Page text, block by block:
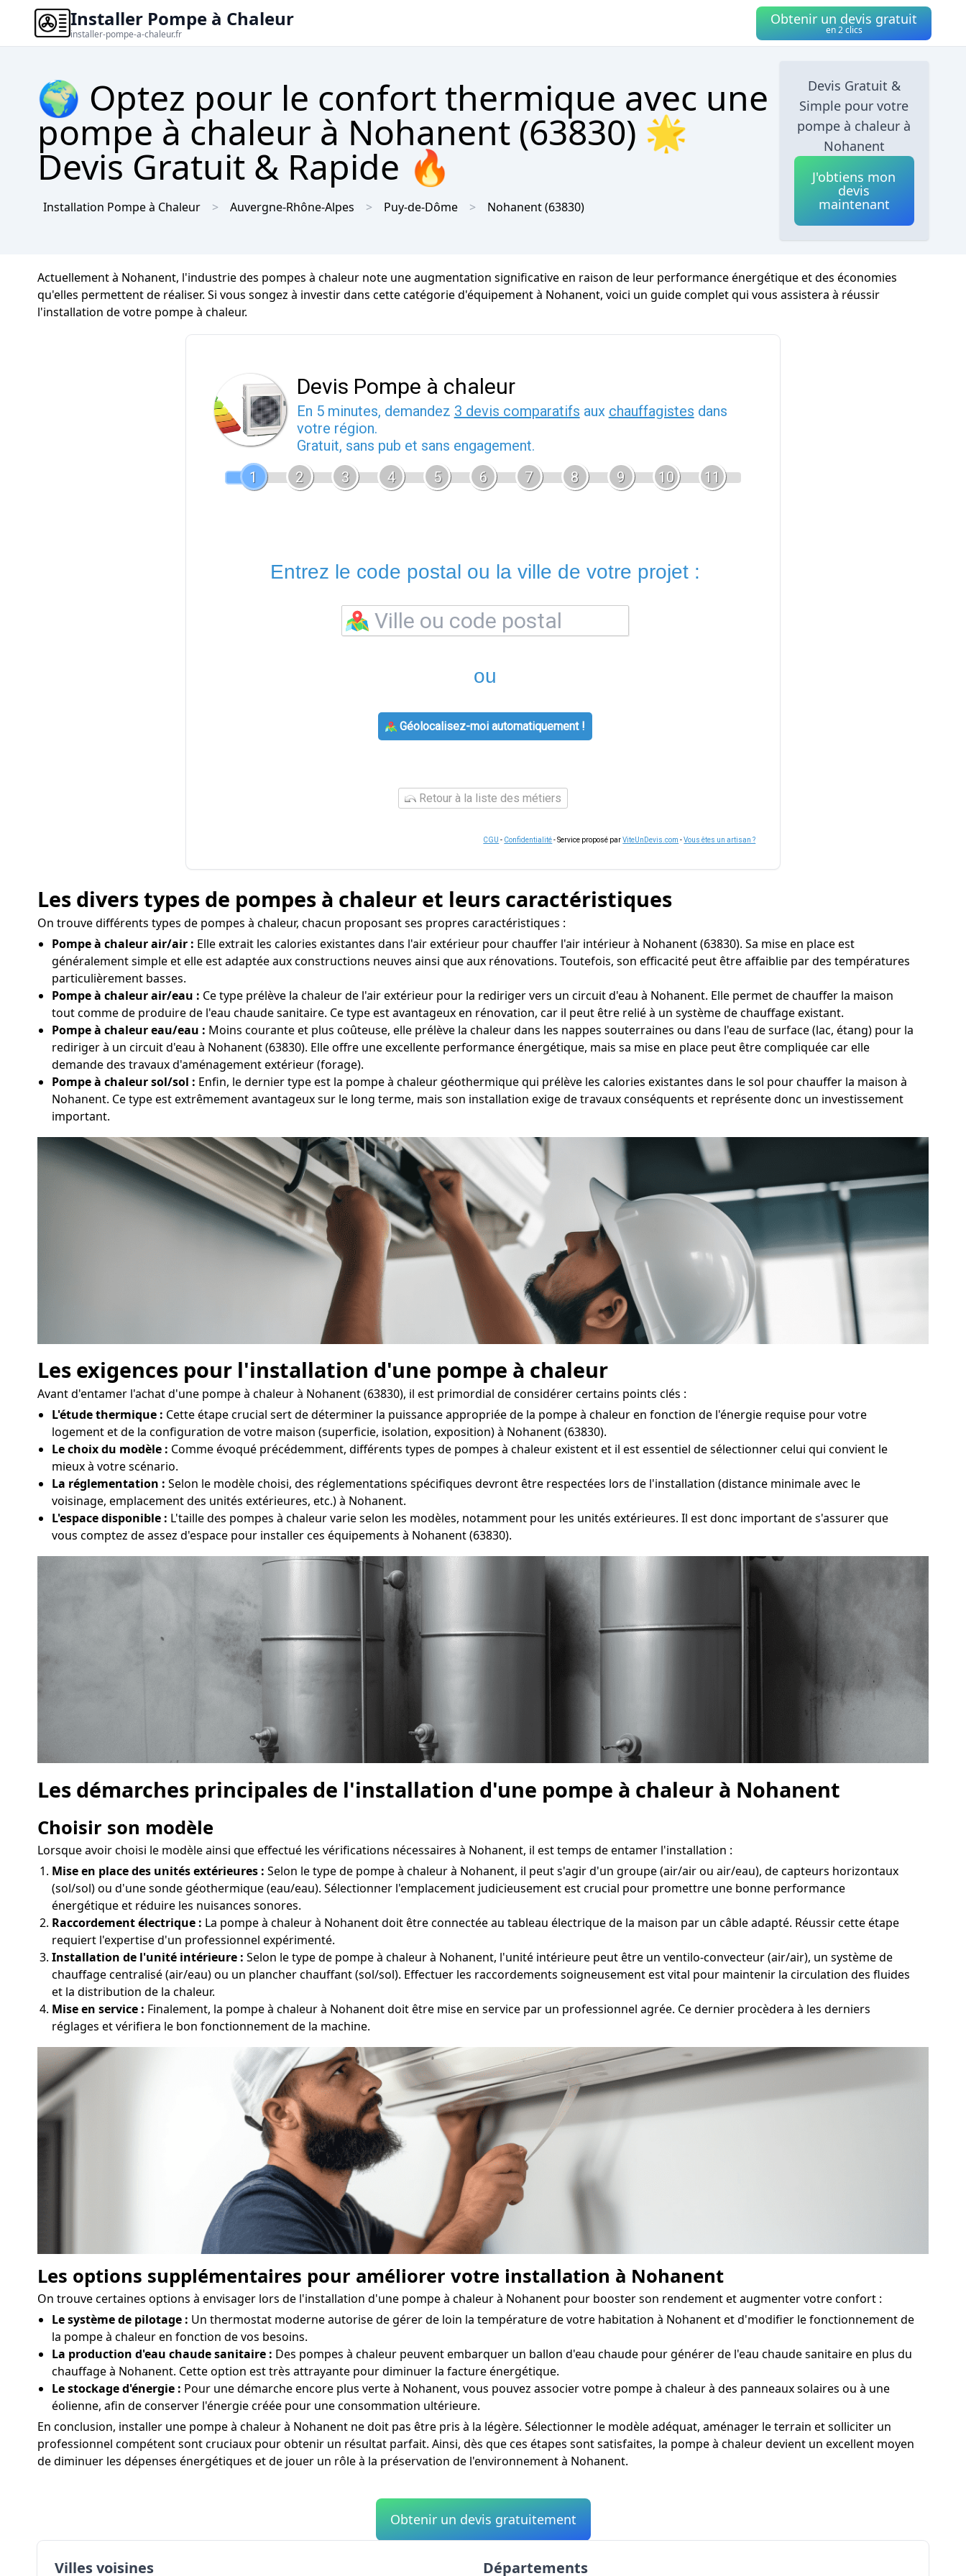
Installer Pompe à Chaleur
installer-pompe-a-chaleur.fr
Obtenir un devis gratuit
en 2 clics
🌍 Optez pour le confort thermique avec une
pompe à chaleur à Nohanent (63830) 🌟
Devis Gratuit & Rapide 🔥
Installation Pompe à Chaleur Auvergne-Rhône-Alpes Puy-de-Dôme Nohanent(63830)
Devis Gratuit &
Simple pour votre
pompe à chaleur à
Nohanent
J'obtiens mon
devis
maintenant
Actuellement à Nohanent, l'industrie des pompes à chaleur note une augmentation significative en raison de leur performance énergétique et des économies
qu'elles permettent de réaliser. Si vous songez à investir dans cette catégorie d'équipement à Nohanent, voici un guide complet qui vous assistera à réussir
l'installation de votre pompe à chaleur.
Devis Pompe à chaleur
En 5 minutes, demandez 3 devis comparatifs aux chauffagistes dans
votre région.
Gratuit, sans pub et sans engagement.
1
2 3 4 5 6 7 8 9 10 11
Entrez le code postal ou la ville de votre projet :
ou
Géolocalisez-moi automatiquement !
Retour à la liste des métiers
CGU - Confidentialité- Service proposé parViteUnDevis.com -Vous êtes un artisan ?
Les divers types de pompes à chaleur et leurs caractéristiques
On trouve différents types de pompes à chaleur, chacun proposant ses propres caractéristiques :
Pompe à chaleur air/air : Elle extrait les calories existantes dans l'air extérieur pour chauffer l'air intérieur à Nohanent (63830). Sa mise en place est
généralement simple et elle est adaptée aux constructions neuves ainsi que aux rénovations. Toutefois, son efficacité peut être affaiblie par des températures
particulièrement basses.
Pompe à chaleur air/eau : Ce type prélève la chaleur de l'air extérieur pour la rediriger vers un circuit d'eau à Nohanent. Elle permet de chauffer la maison
tout comme de produire de l'eau chaude sanitaire. Ce type est avantageux en rénovation, car il peut être relié à un système de chauffage existant.
Pompe à chaleur eau/eau : Moins courante et plus coûteuse, elle prélève la chaleur dans les nappes souterraines ou dans l'eau de surface (lac, étang) pour la
rediriger à un circuit d'eau à Nohanent (63830). Elle offre une excellente performance énergétique, mais sa mise en place peut être compliquée car elle
demande des travaux d'aménagement extérieur (forage).
Pompe à chaleur sol/sol : Enfin, le dernier type est la pompe à chaleur géothermique qui prélève les calories existantes dans le sol pour chauffer la maison à
Nohanent. Ce type est extrêmement avantageux sur le long terme, mais son installation exige de travaux conséquents et représente donc un investissement
important.
Les exigences pour l'installation d'une pompe à chaleur
Avant d'entamer l'achat d'une pompe à chaleur à Nohanent (63830), il est primordial de considérer certains points clés :
L'étude thermique : Cette étape crucial sert de déterminer la puissance appropriée de la pompe à chaleur en fonction de l'énergie requise pour votre
logement et de la configuration de votre maison (superficie, isolation, exposition) à Nohanent (63830).
Le choix du modèle : Comme évoqué précédemment, différents types de pompes à chaleur existent et il est essentiel de sélectionner celui qui convient le
mieux à votre scénario.
La réglementation : Selon le modèle choisi, des réglementations spécifiques devront être respectées lors de l'installation (distance minimale avec le
voisinage, emplacement des unités extérieures, etc.) à Nohanent.
L'espace disponible : L'taille des pompes à chaleur varie selon les modèles, notamment pour les unités extérieures. Il est donc important de s'assurer que
vous comptez de assez d'espace pour installer ces équipements à Nohanent (63830).
Les démarches principales de l'installation d'une pompe à chaleur à Nohanent
Choisir son modèle
Lorsque avoir choisi le modèle ainsi que effectué les vérifications nécessaires à Nohanent, il est temps de entamer l'installation :
Mise en place des unités extérieures : Selon le type de pompe à chaleur à Nohanent, il peut s'agir d'un groupe (air/air ou air/eau), de capteurs horizontaux
(sol/sol) ou d'une sonde géothermique (eau/eau). Sélectionner l'emplacement judicieusement est crucial pour promettre une bonne performance
énergétique et réduire les nuisances sonores.
Raccordement électrique : La pompe à chaleur à Nohanent doit être connectée au tableau électrique de la maison par un câble adapté. Réussir cette étape
requiert l'expertise d'un professionnel expérimenté.
Installation de l'unité intérieure : Selon le type de pompe à chaleur à Nohanent, l'unité intérieure peut être un ventilo-convecteur (air/air), un système de
chauffage centralisé (air/eau) ou un plancher chauffant (sol/sol). Effectuer les raccordements soigneusement est vital pour maintenir la circulation des fluides
et la distribution de la chaleur.
Mise en service : Finalement, la pompe à chaleur à Nohanent doit être mise en service par un professionnel agrée. Ce dernier procèdera à les derniers
réglages et vérifiera le bon fonctionnement de la machine.
Les options supplémentaires pour améliorer votre installation à Nohanent
On trouve certaines options à envisager lors de l'installation d'une pompe à chaleur à Nohanent pour booster son rendement et augmenter votre confort :
Le système de pilotage : Un thermostat moderne autorise de gérer de loin la température de votre habitation à Nohanent et d'modifier le fonctionnement de
la pompe à chaleur en fonction de vos besoins.
La production d'eau chaude sanitaire : Des pompes à chaleur peuvent embarquer un ballon d'eau chaude pour générer de l'eau chaude sanitaire en plus du
chauffage à Nohanent. Cette option est très attrayante pour diminuer la facture énergétique.
Le stockage d'énergie : Pour une démarche encore plus verte à Nohanent, vous pouvez associer votre pompe à chaleur à des panneaux solaires ou à une
éolienne, afin de conserver l'énergie créée pour une consommation ultérieure.
En conclusion, installer une pompe à chaleur à Nohanent ne doit pas être pris à la légère. Sélectionner le modèle adéquat, aménager le terrain et solliciter un
professionnel compétent sont cruciaux pour obtenir un résultat parfait. Ainsi, dès que ces étapes sont satisfaites, la pompe à chaleur devient un excellent moyen
de diminuer les dépenses énergétiques et de jouer un rôle à la préservation de l'environnement à Nohanent.
Obtenir un devis gratuitement
Villes voisines Départements